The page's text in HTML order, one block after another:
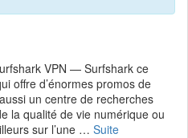
VPN — Surfshark ce
offre d’énormes promos de
un centre de recherches
la qualité de vie numérique ou
sur l’une … Suite